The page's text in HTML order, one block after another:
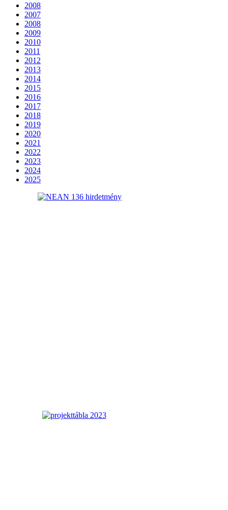
2008
2007
2008
2009
2010
2011
2012
2013
2014
2015
2016
2017
2018
2019
2020
2021
2022
2023
2024
2025